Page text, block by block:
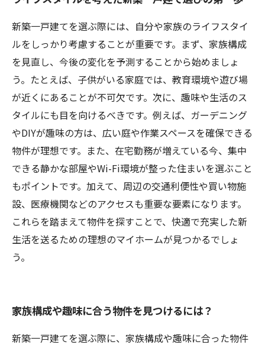
新築一戸建て購入で気を付けるべき落とし穴
新築一戸建てを選ぶ際には、自分や家族のライフスタイ
ルをしっかり考慮することが重要です。まず、家族構成
を見直し、今後の変化を予測することから始めましょ
う。たとえば、子供がいる家庭では、教育環境や遊び場
が近くにあることが不可欠です。次に、趣味や生活のス
タイルにも目を向けるべきです。例えば、ガーデニング
やDIYが趣味の方は、広い庭や作業スペースを確保できる
物件が理想です。また、在宅勤務が増えている今、集中
できる静かな部屋やWi-Fi環境が整った住まいを選ぶこと
もポイントです。加えて、周辺の交通利便性や買い物施
設、医療機関などのアクセスも重要な要素になります。
これらを踏まえて物件を探すことで、快適で充実した新
生活を送るための理想のマイホームが見つかるでしょ
う。
家族構成や趣味に合う物件を見つけるには？
新築一戸建てを選ぶ際に、家族構成や趣味に合った物件